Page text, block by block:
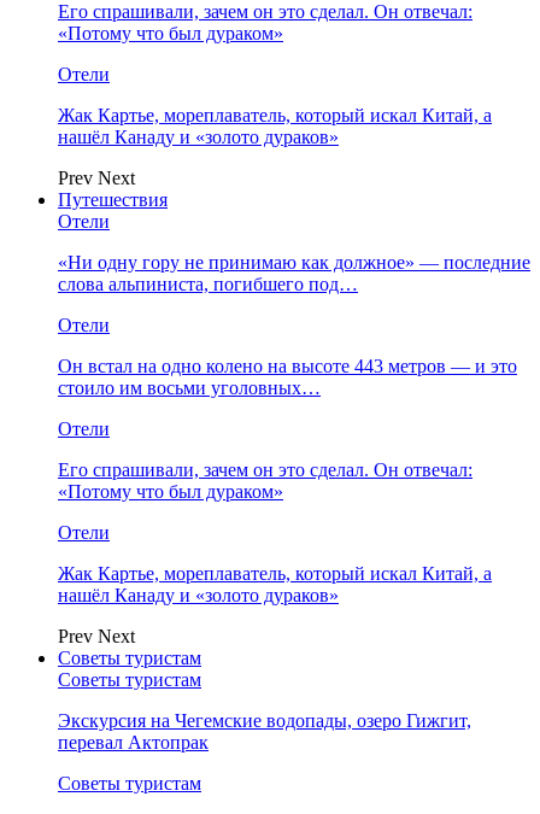
Его спрашивали, зачем он это сделал. Он отвечал:
«Потому что был дураком»
Отели
Жак Картье, мореплаватель, который искал Китай, а
нашёл Канаду и «золото дураков»
Prev Next
Путешествия
Отели
«Ни одну гору не принимаю как должное» — последние
слова альпиниста, погибшего под…
Отели
Он встал на одно колено на высоте 443 метров — и это
стоило им восьми уголовных…
Отели
Его спрашивали, зачем он это сделал. Он отвечал:
«Потому что был дураком»
Отели
Жак Картье, мореплаватель, который искал Китай, а
нашёл Канаду и «золото дураков»
Prev Next
Советы туристам
Советы туристам
Экскурсия на Чегемские водопады, озеро Гижгит,
перевал Актопрак
Советы туристам